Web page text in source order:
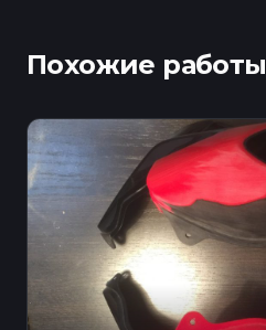
Похожие работы